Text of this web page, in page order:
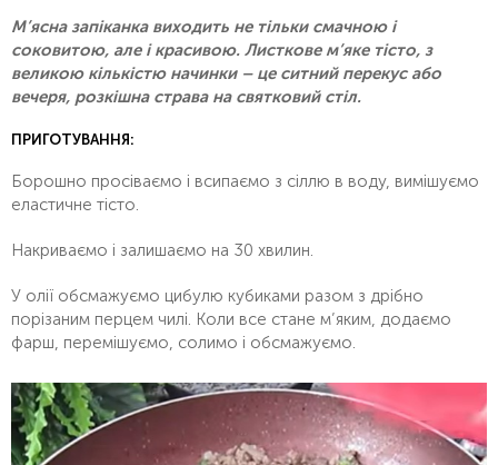
М’ясна запіканка виходить не тільки смачною і
соковитою, але і красивою. Листкове м’яке тісто, з
великою кількістю начинки – це ситний перекус або
вечеря, розкішна страва на святковий стіл.
ПРИГОТУВАННЯ:
Борошно просіваємо і всипаємо з сіллю в воду, вимішуємо
еластичне тісто.
Накриваємо і залишаємо на 30 хвилин.
У олії обсмажуємо цибулю кубиками разом з дрібно
порізаним перцем чилі. Коли все стане м’яким, додаємо
фарш, перемішуємо, солимо і обсмажуємо.